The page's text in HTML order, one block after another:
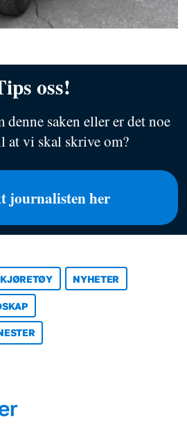
oss!
denne saken eller er det noe
at vi skal skrive om?
journalisten her
NYHETER